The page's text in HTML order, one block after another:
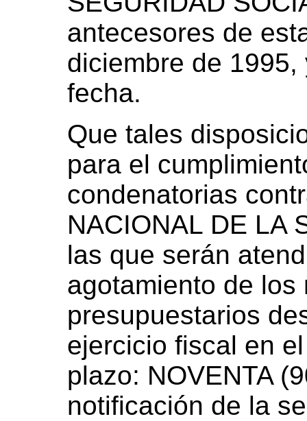
antecesores de
diciembre de
fecha.
Que tales
para el
condenatorias
NACIONAL DE LA
las que serán
agotamiento de los
presupuestarios
ejercicio fiscal en
plazo: NOVENTA
notificación de la